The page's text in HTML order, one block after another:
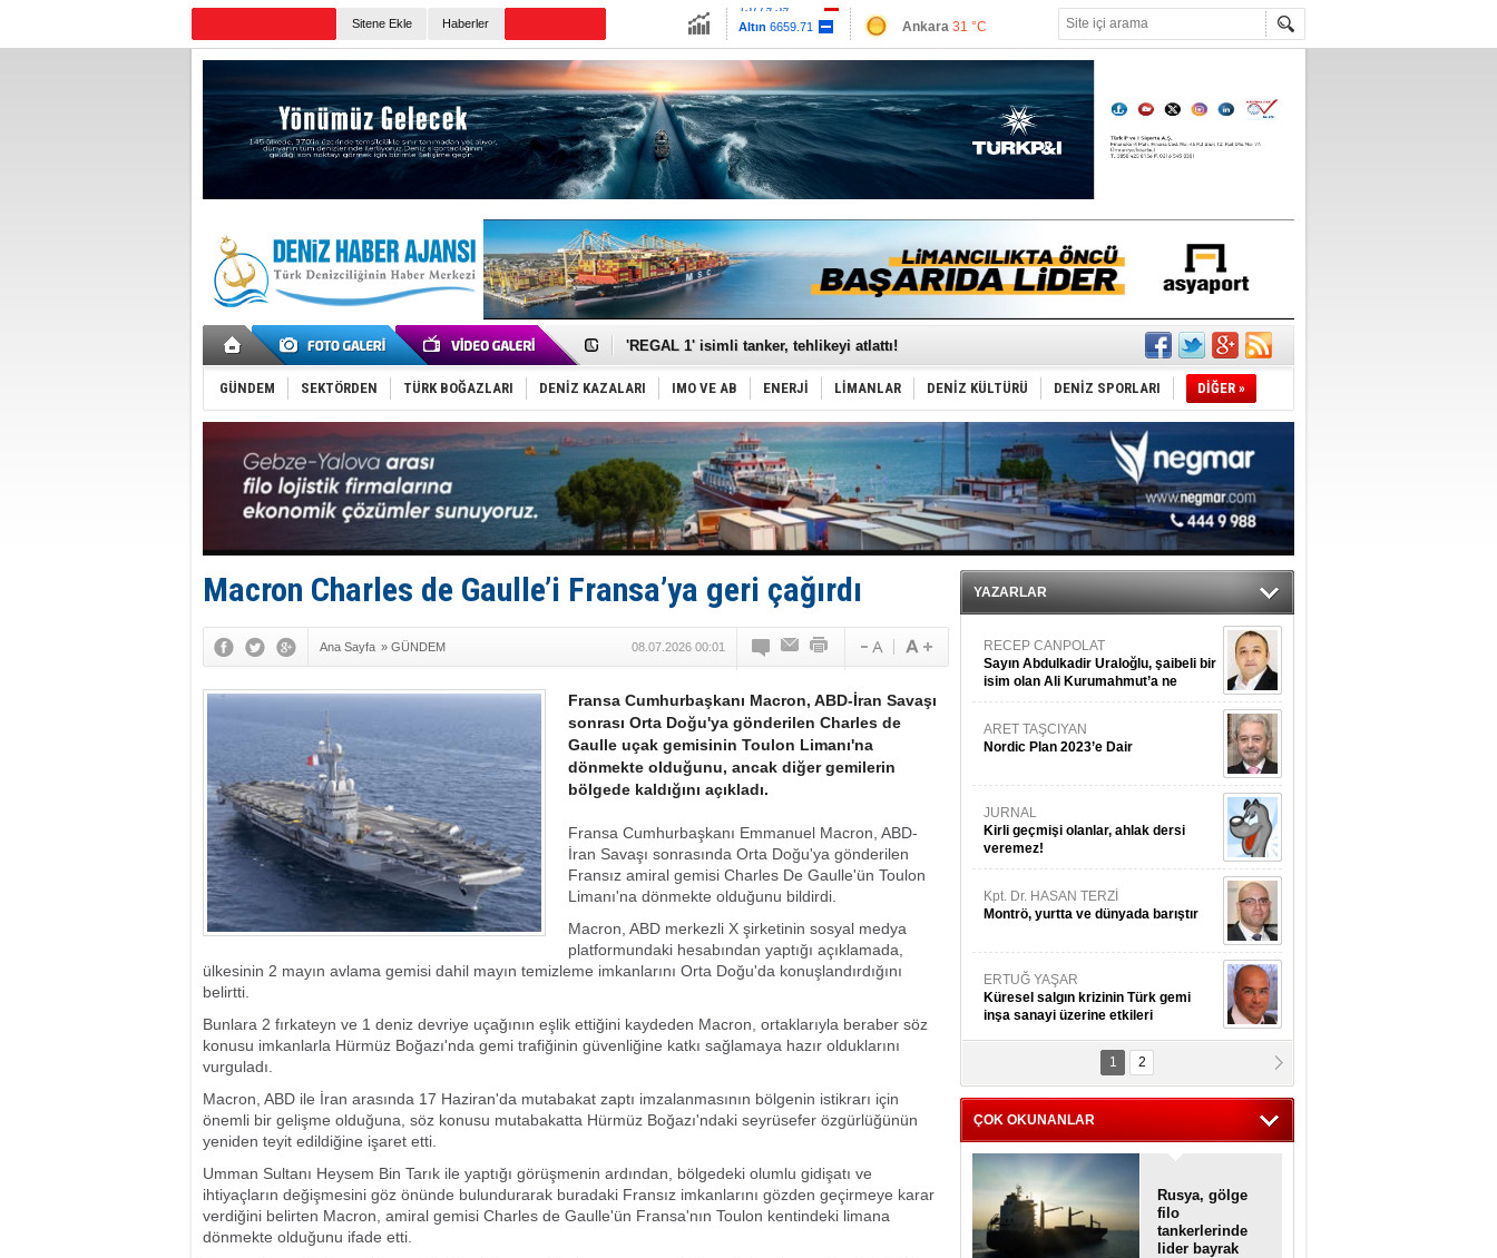
Sitene Ekle Haberler
Altın 6659.71
Euro55.1258
Ankara 31 °C
Antalya32 °C
Muğla 35 °C
Çanakkale 31 °C
Makine arızası yapan tanker, güvenli bölgeye çekildi
'REGAL 1' isimli tanker, tehlikeyi atlattı!
Gemide 5 ton kokain yakalandı: Portekiz!
Yakıt barcı filosuna 2 yeni gemi katıldı
Rus İHA’ları, Alman gemisini vurdu!
Karadeniz’deki güvenlik krizi, navluna vuruyor!
Tatil hesabını yosun bozdu, oteller fiyat kırdı
Rusya, gölge filo tankerlerinde lider bayrak konumunda
Enejota ticari destek gemisinden süperyata dönüştürüldü
Denizcilik sektörü, Alsancak Limanı’ndan memnun
Türkiye’den Karadeniz'deki gemicilik faaliyetlerine kısıtlama!
‘14. Olympos Regatta’ başlıyor
Taksi Botlar, 50 yıldır Marmaris’in mavi sularında
TÜRKLİM Başkanı Hamdi Erçelik’ten ‘Çözüm Anahtarı’
GÜNDEM SEKTÖRDEN TÜRK BOĞAZLARI DENİZ KAZALARI IMO VE AB ENERJİ LİMANLAR DENİZ KÜLTÜRÜ DENİZ SPORLARI DİĞER »
Macron Charles de Gaulle’i Fransa’ya geri çağırdı
Ana Sayfa » GÜNDEM 08.07.2026 00:01
Fransa Cumhurbaşkanı Macron, ABD-İran Savaşı
sonrası Orta Doğu'ya gönderilen Charles de
Gaulle uçak gemisinin Toulon Limanı'na
dönmekte olduğunu, ancak diğer gemilerin
bölgede kaldığını açıkladı.
Fransa Cumhurbaşkanı Emmanuel Macron, ABD-
İran Savaşı sonrasında Orta Doğu'ya gönderilen
Fransız amiral gemisi Charles De Gaulle'ün Toulon
Limanı'na dönmekte olduğunu bildirdi.
Macron, ABD merkezli X şirketinin sosyal medya
platformundaki hesabından yaptığı açıklamada,
ülkesinin 2 mayın avlama gemisi dahil mayın temizleme imkanlarını Orta Doğu'da konuşlandırdığını
belirtti.
Bunlara 2 fırkateyn ve 1 deniz devriye uçağının eşlik ettiğini kaydeden Macron, ortaklarıyla beraber söz
konusu imkanlarla Hürmüz Boğazı'nda gemi trafiğinin güvenliğine katkı sağlamaya hazır olduklarını
vurguladı.
Macron, ABD ile İran arasında 17 Haziran'da mutabakat zaptı imzalanmasının bölgenin istikrarı için
önemli bir gelişme olduğuna, söz konusu mutabakatta Hürmüz Boğazı'ndaki seyrüsefer özgürlüğünün
yeniden teyit edildiğine işaret etti.
Umman Sultanı Heysem Bin Tarık ile yaptığı görüşmenin ardından, bölgedeki olumlu gidişatı ve
ihtiyaçların değişmesini göz önünde bulundurarak buradaki Fransız imkanlarını gözden geçirmeye karar
verdiğini belirten Macron, amiral gemisi Charles de Gaulle'ün Fransa'nın Toulon kentindeki limana
dönmekte olduğunu ifade etti.
YAZARLAR
RECEP CANPOLAT
Sayın Abdulkadir Uraloğlu, şaibeli bir
isim olan Ali Kurumahmut’a ne
danışıyorsunuz?
ARET TAŞCIYAN
Nordic Plan 2023’e Dair
JURNAL
Kirli geçmişi olanlar, ahlak dersi
veremez!
Kpt. Dr. HASAN TERZİ
Montrö, yurtta ve dünyada barıştır
ERTUĞ YAŞAR
Küresel salgın krizinin Türk gemi
inşa sanayi üzerine etkileri
Kpt. MESUT AZMİ GÖKSOY
ithafen...
1 2
ÇOK OKUNANLAR
Rusya, gölge
filo
tankerlerinde
lider bayrak